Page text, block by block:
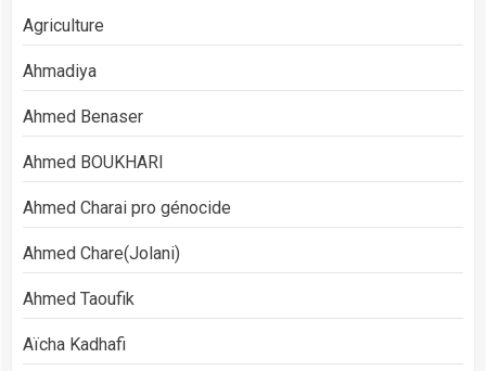
Agriculture
Ahmadiya
Ahmed Benaser
Ahmed BOUKHARI
Ahmed Charai pro génocide
Ahmed Chare(Jolani)
Ahmed Taoufik
Aïcha Kadhafi